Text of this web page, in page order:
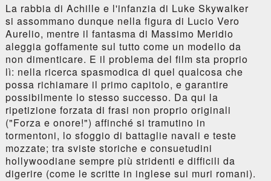
La rabbia di Achille e l'infanzia di Luke Skywalker
si assommano dunque nella figura di Lucio Vero
Aurelio, mentre il fantasma di Massimo Meridio
aleggia goffamente sul tutto come un modello da
non dimenticare. E il problema del film sta proprio
lì: nella ricerca spasmodica di quel qualcosa che
possa richiamare il primo capitolo, e garantire
possibilmente lo stesso successo. Da qui la
ripetizione forzata di frasi non proprio originali
("Forza e onore!") affinché si tramutino in
tormentoni, lo sfoggio di battaglie navali e teste
mozzate; tra sviste storiche e consuetudini
hollywoodiane sempre più stridenti e difficili da
digerire (come le scritte in inglese sui muri romani).